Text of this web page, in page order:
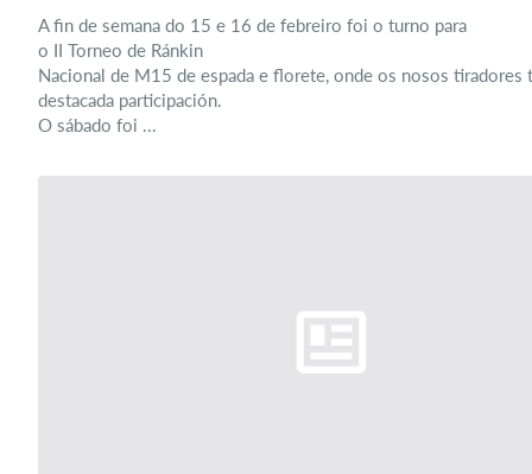
A fin de semana do 15 e 16 de febreiro foi o turno para
o II Torneo de Ránkin
Nacional de M15 de espada e florete, onde os nosos tiradores
destacada participación.
O sábado foi ...